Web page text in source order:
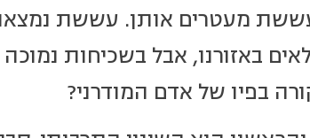
עששת מעטרים אותן. עששת
באזורנו, אבל בשכיחות נמוכה
בפיו של אדם המודרני?